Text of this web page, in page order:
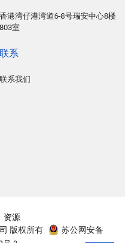
香港湾仔港湾道6-8号瑞安中心8楼
803室
联系
联系我们
资源
版权所有
苏公网安备